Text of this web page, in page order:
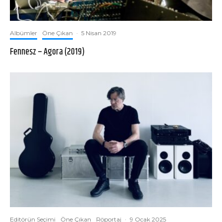
Albümler Öne Çıkan · 5 Nisan 2019
Fennesz – Agora (2019)
Editörün Seçimi Öne Çıkan Röportaj · 9 Ocak 2025